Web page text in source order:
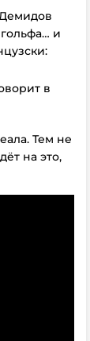
и
в
Тем не
на это,